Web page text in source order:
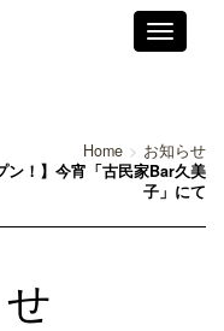
Toggle
Home
お知らせ
ン！】今宵「古民家Bar久美
子」にて